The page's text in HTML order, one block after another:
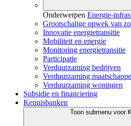
Onderwerpen Energie-
Grootschalige opwek van
Innovatie energietransitie
Mobiliteit en energie
Monitoring energietransitie
Participatie
Verduurzaming bedrijven
Verduurzaming
Verduurzaming woningen
Subsidie en financiering
Kennisbanken
Toon submenu voor